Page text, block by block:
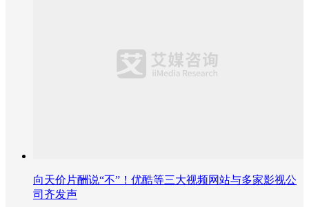
向天价片酬说“不”！优酷等三大视频网站与多家影视公
司齐发声